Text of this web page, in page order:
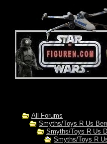
All Forums
Smyths/Toys R Us
Smyths/Toys R Us
Smyths/Toys R